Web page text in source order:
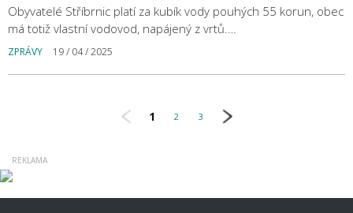
Obyvatelé Stříbrnic platí za kubík vody pouhých 55 korun, obec
má totiž vlastní vodovod, napájený z vrtů.…
ZPRÁVY 19 / 04 / 2025
1 2 3